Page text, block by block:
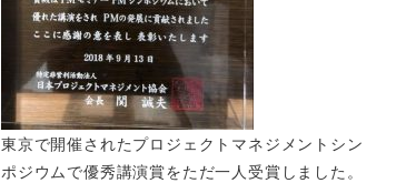
東京で開催されたプロジェクトマネジメントシン
ポジウムで優秀講演賞をただ一人受賞しました。